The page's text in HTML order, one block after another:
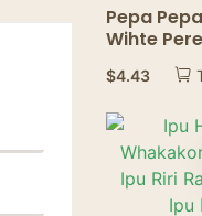
Pepa
Wihte
whanau
Pepa
$4.43